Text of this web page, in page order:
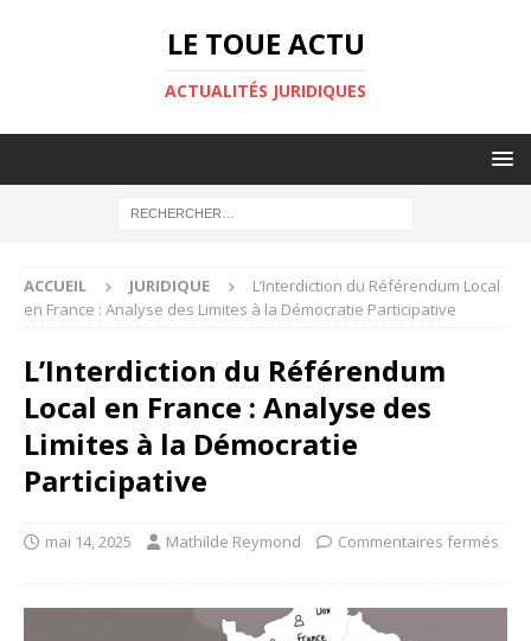
LE TOUE ACTU
ACTUALITÉS JURIDIQUES
ACCUEIL JURIDIQUE
L’Interdiction du Référendum Local
en France : Analyse des Limites à la Démocratie Participative
L’Interdiction du Référendum
Local en France : Analyse des
Limites à la Démocratie
Participative
mai 14, 2025 Mathilde Reymond Commentaires fermés